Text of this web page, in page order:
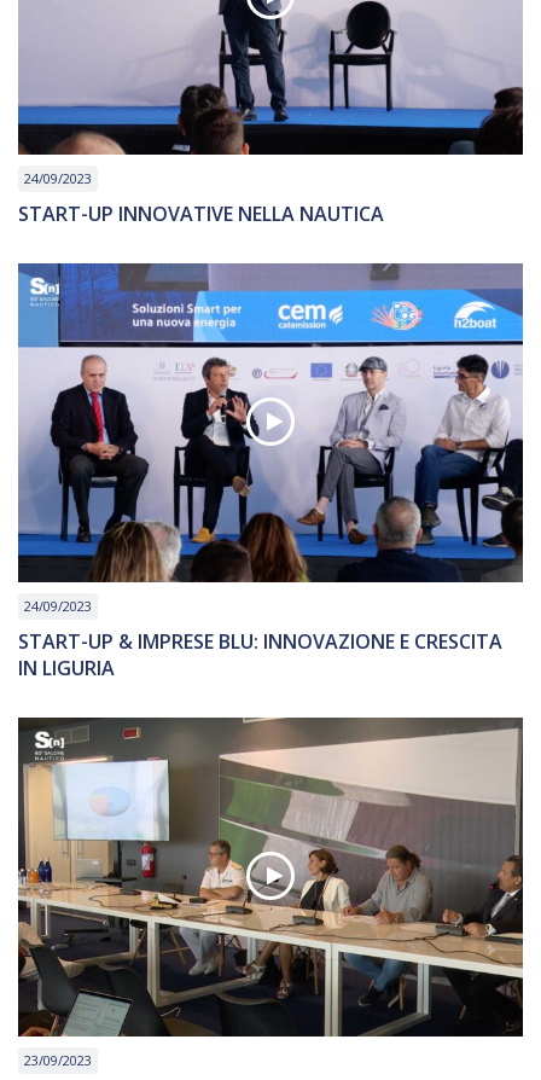
24/09/2023
START-UP INNOVATIVE NELLA NAUTICA
24/09/2023
START-UP & IMPRESE BLU: INNOVAZIONE E CRESCITA
IN LIGURIA
23/09/2023